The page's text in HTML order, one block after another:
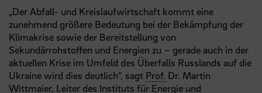
„Der Abfall- und Kreislaufwirtschaft kommt eine
zunehmend größere Bedeutung bei der Bekämpfung der
Klimakrise sowie der Bereitstellung von
Sekundärrohstoffen und Energien zu – gerade auch in der
aktuellen Krise im Umfeld des Überfalls Russlands auf die
Ukraine wird dies deutlich“, sagt Prof. Dr. Martin
Wittmaier, Leiter des Instituts für Energie und